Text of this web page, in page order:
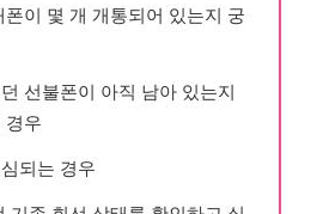
폰이 몇 개 개통되어 있는지 궁
선불폰이 아직 남아 있는지
경우
되는 경우